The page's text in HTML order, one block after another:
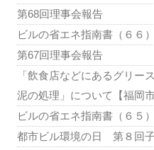
第68回理事会報告
ビルの省エネ指南書（６６）
第67回理事会報告
「飲食店などにあるグリー
泥の処理」について【福岡市
ビルの省エネ指南書（６５）
都市ビル環境の日 第８回